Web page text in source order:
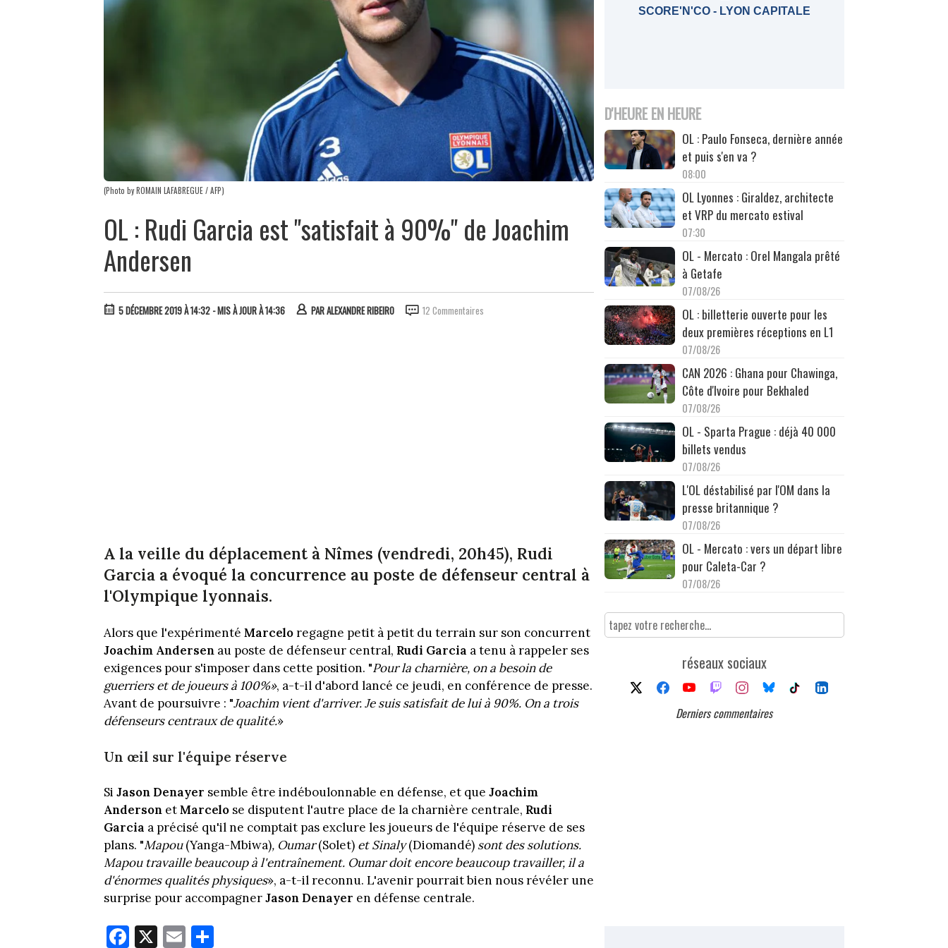
(Photo by ROMAIN LAFABREGUE / AFP)
OL : Rudi Garcia est "satisfait à 90%" de Joachim
Andersen
5 DÉCEMBRE 2019 À 14:32 - MIS À JOUR À 14:36 PARALEXANDRE RIBEIRO 12 Commentaires
A la veille du déplacement à Nîmes (vendredi, 20h45), Rudi
Garcia a évoqué la concurrence au poste de défenseur central à
l'Olympique lyonnais.
Alors que l'expérimenté Marceloregagne petit à petit du terrain sur son concurrent
Joachim Andersen au poste de défenseur central, Rudi Garcia a tenu à rappeler ses
exigences pour s'imposer dans cette position. "Pour la charnière, on a besoin de
guerriers et de joueurs à 100%», a-t-il d'abord lancé ce jeudi, en conférence de presse.
Avant de poursuivre : "Joachim vient d'arriver. Je suis satisfait de lui à 90%. On a trois
défenseurs centraux de qualité.»
Un œil sur l'équipe réserve
Si Jason Denayer semble être indéboulonnable en défense, et que Joachim
Anderson etMarcelo se disputent l'autre place de la charnière centrale, Rudi
Garcia a précisé qu'il ne comptait pas exclure les joueurs de l'équipe réserve de ses
plans. "Mapou(Yanga-Mbiwa), Oumar(Solet) et Sinaly(Diomandé) sont des solutions.
Mapou travaille beaucoup à l'entraînement. Oumar doit encore beaucoup travailler, il a
d'énormes qualités physiques», a-t-il reconnu. L'avenir pourrait bien nous révéler une
surprise pour accompagnerJason Denayer en défense centrale.
Fa X E
SCORE'N'CO - LYON CAPITALE
D'HEURE EN HEURE
OL : Paulo Fonseca, dernière année
et puis s'en va ?
08:00
OL Lyonnes : Giraldez, architecte
et VRP du mercato estival
07:30
OL - Mercato : Orel Mangala prêté
à Getafe
07/08/26
OL : billetterie ouverte pour les
deux premières réceptions en L1
07/08/26
CAN 2026 : Ghana pour Chawinga,
Côte d'Ivoire pour Bekhaled
07/08/26
OL - Sparta Prague : déjà 40 000
billets vendus
07/08/26
L'OL déstabilisé par l'OM dans la
presse britannique ?
07/08/26
OL - Mercato : vers un départ libre
pour Caleta-Car ?
07/08/26
réseaux sociaux
Derniers commentaires